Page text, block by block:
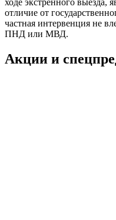
ходе экстренного выезда,
отличие от
частная интервенция не
ПНД или МВД.
Акции и